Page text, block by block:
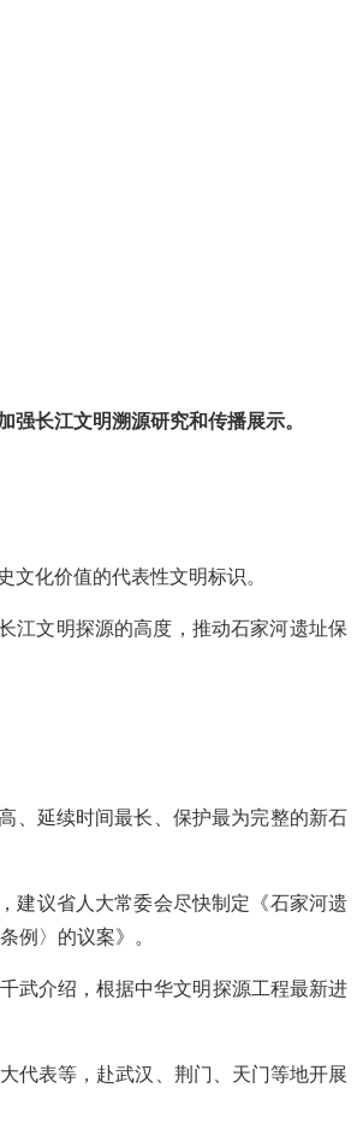
长江文明溯源研究和传播展示。
化价值的代表性文明标识。
江文明探源的高度，推动石家河遗址保
、延续时间最长、保护最为完整的新石
建议省人大常委会尽快制定《石家河遗
例〉的议案》。
武介绍，根据中华文明探源工程最新进
代表等，赴武汉、荆门、天门等地开展